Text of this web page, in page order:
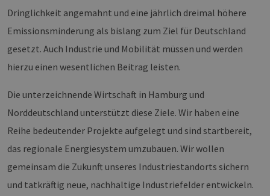
Dringlichkeit angemahnt und eine jährlich dreimal höhere
Emissionsminderung als bislang zum Ziel für Deutschland
gesetzt. Auch Industrie und Mobilität müssen und werden
hierzu einen wesentlichen Beitrag leisten.
Die unterzeichnende Wirtschaft in Hamburg und
Norddeutschland unterstützt diese Ziele. Wir haben eine
Reihe bedeutender Projekte aufgelegt und sind startbereit,
das regionale Energiesystem umzubauen. Wir wollen
gemeinsam die Zukunft unseres Industriestandorts sichern
und tatkräftig neue, nachhaltige Industriefelder entwickeln.